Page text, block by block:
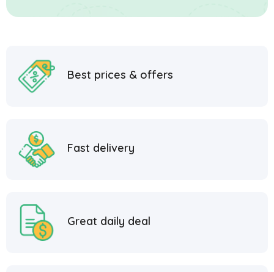
Best prices & offers
Fast delivery
Great daily deal